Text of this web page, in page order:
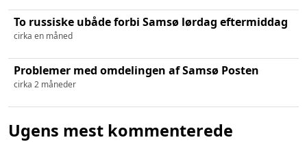
To russiske ubåde forbi Samsø lørdag eftermiddag
cirka en måned
Problemer med omdelingen af Samsø Posten
cirka 2 måneder
Ugens mest kommenterede